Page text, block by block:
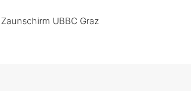
Zaunschirm UBBC Graz